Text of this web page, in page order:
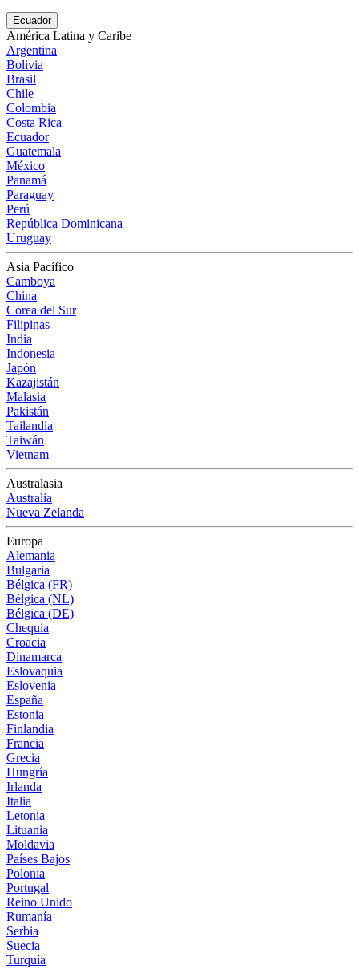
Ecuador
América Latina y Caribe
Argentina
Bolivia
Brasil
Chile
Colombia
Costa Rica
Ecuador
Guatemala
México
Panamá
Paraguay
Perú
República Dominicana
Uruguay
Asia Pacífico
Camboya
China
Corea del Sur
Filipinas
India
Indonesia
Japón
Kazajistán
Malasia
Pakistán
Tailandia
Taiwán
Vietnam
Australasia
Australia
Nueva Zelanda
Europa
Alemania
Bulgaria
Bélgica (FR)
Bélgica (NL)
Bélgica (DE)
Chequia
Croacia
Dinamarca
Eslovaquia
Eslovenia
España
Estonia
Finlandia
Francia
Grecia
Hungría
Irlanda
Italia
Letonia
Lituania
Moldavia
Países Bajos
Polonia
Portugal
Reino Unido
Rumanía
Serbia
Suecia
Turquía